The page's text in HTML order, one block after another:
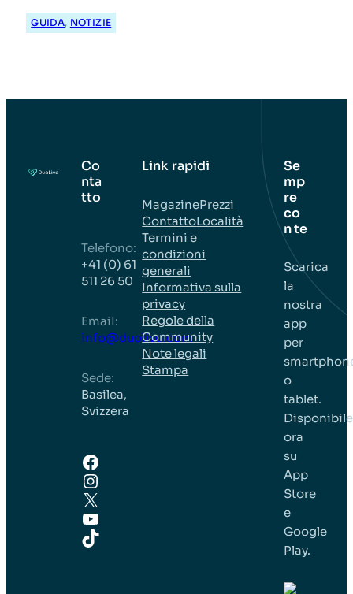
GUIDA, NOTIZIE
Co
nta
tto
Telefono:
+41 (0) 61
511 26 50
EmaiI:
info@duolivo.com
Sede:
Basilea,
Svizzera
Facebook
Instagram
X
YouTube
TikTok
Link rapidi
MagazinePrezzi
ContattoLocalità
Termini e
condizioni
generali
Informativa sulla
privacy
Regole della
Community
Note legali
Stampa
Se
mp
re
co
n te
Scarica
la
nostra
app
per
o
tablet.
Disponibile
ora
su
App
Store
e
Google
Play.